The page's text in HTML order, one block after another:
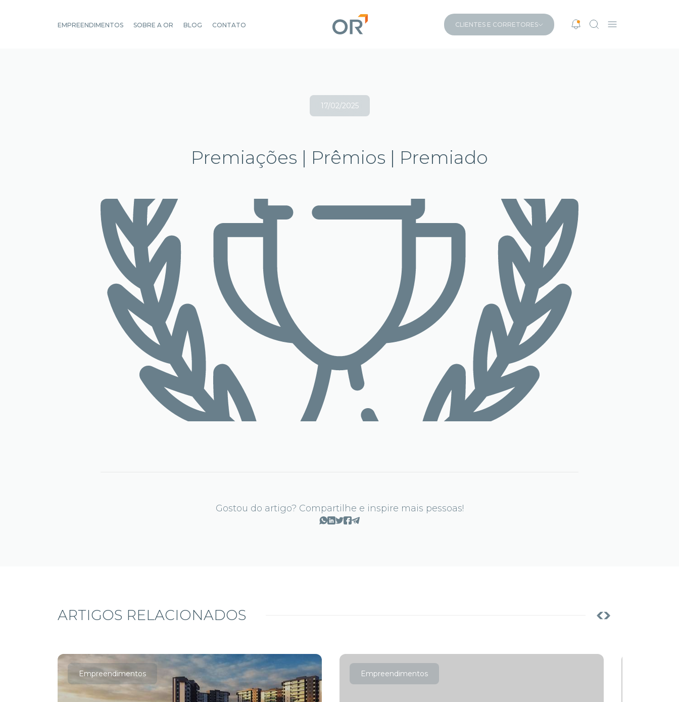
EMPREENDIMENTOS SOBRE A OR BLOG CONTATO CLIENTES E CORRETORES
17/02/2025
Premiações | Prêmios | Premiado
Gostou do artigo? Compartilhe e inspire mais pessoas!
ARTIGOS RELACIONADOS
Empreendimentos Empreendimentos